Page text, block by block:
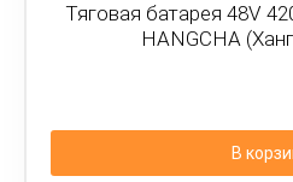
Тяговая батарея 48V
HANGCHA
В